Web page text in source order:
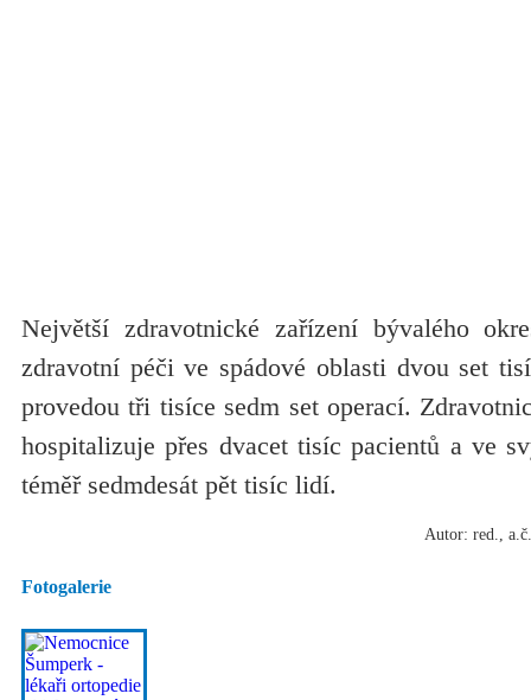
Největší zdravotnické zařízení bývalého
zdravotní péči ve spádové oblasti dvou set
provedou tři tisíce sedm set operací.
hospitalizuje přes dvacet tisíc pacientů a ve
téměř sedmdesát pět tisíc lidí.
Autor: red.,
Fotogalerie